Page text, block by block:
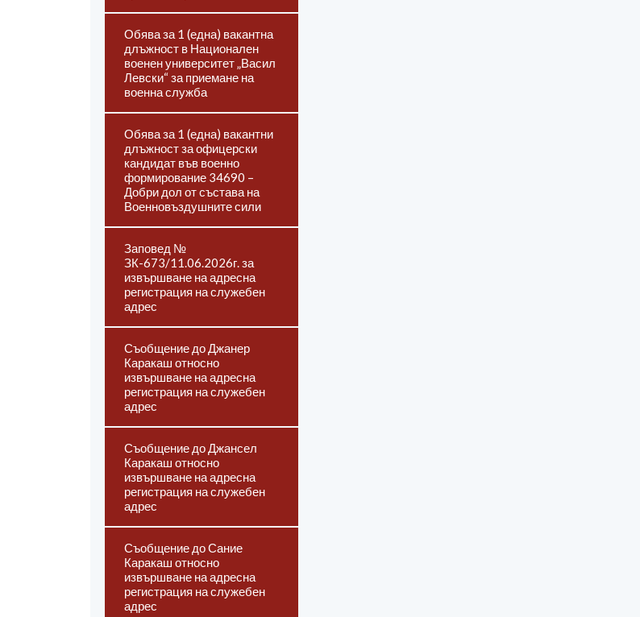
Обява за 1 (една) вакантна
длъжност в Национален
военен университет „Васил
Левски“ за приемане на
военна служба
Обява за 1 (една) вакантни
длъжност за офицерски
кандидат във военно
формирование 34690 –
Добри дол от състава на
Военновъздушните сили
Заповед №
ЗК-673/11.06.2026г. за
извършване на адресна
регистрация на служебен
адрес
Съобщение до Джанер
Каракаш относно
извършване на адресна
регистрация на служебен
адрес
Съобщение до Джансел
Каракаш относно
извършване на адресна
регистрация на служебен
адрес
Съобщение до Сание
Каракаш относно
извършване на адресна
регистрация на служебен
адрес